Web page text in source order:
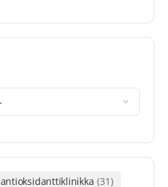
antioksidanttiklinikka (31)